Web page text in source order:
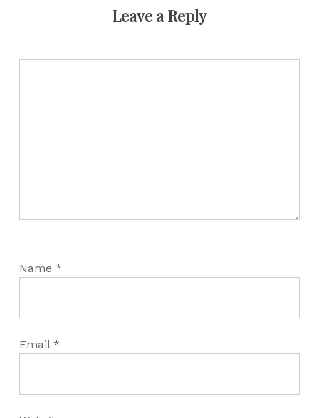
Leave a Reply
Name *
Email *